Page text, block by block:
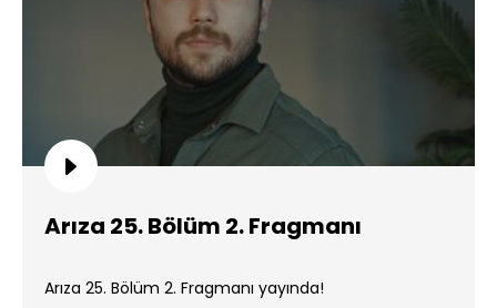
Arıza 25. Bölüm 2. Fragmanı
Arıza 25. Bölüm 2. Fragmanı yayında!